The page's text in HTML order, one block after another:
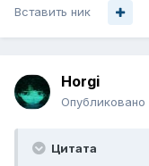
Вставить ник
Horgi
Опубликовано
Цитата